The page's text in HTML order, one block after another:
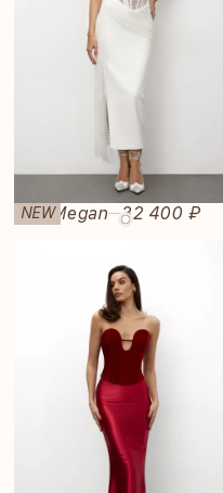
NEWMegan—32 400 ₽